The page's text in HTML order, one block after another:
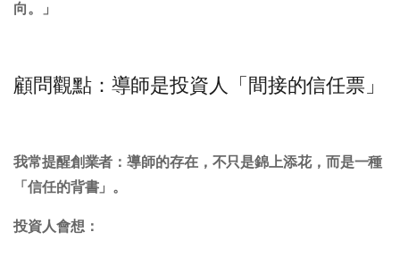
向。」
顧問觀點：導師是投資人「間接的信任票」
我常提醒創業者：導師的存在，不只是錦上添花，而是一種
「信任的背書」。
投資人會想：